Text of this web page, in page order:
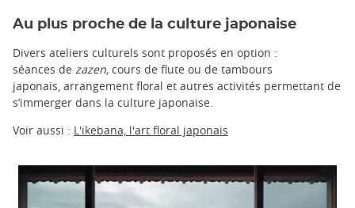
Au plus proche de la culture japonaise
Divers ateliers culturels sont proposés en option :
séances de zazen, cours de flute ou de tambours
japonais, arrangement floral et autres activités permettant de
s’immerger dans la culture japonaise.
Voir aussi : L'ikebana, l'art floral japonais